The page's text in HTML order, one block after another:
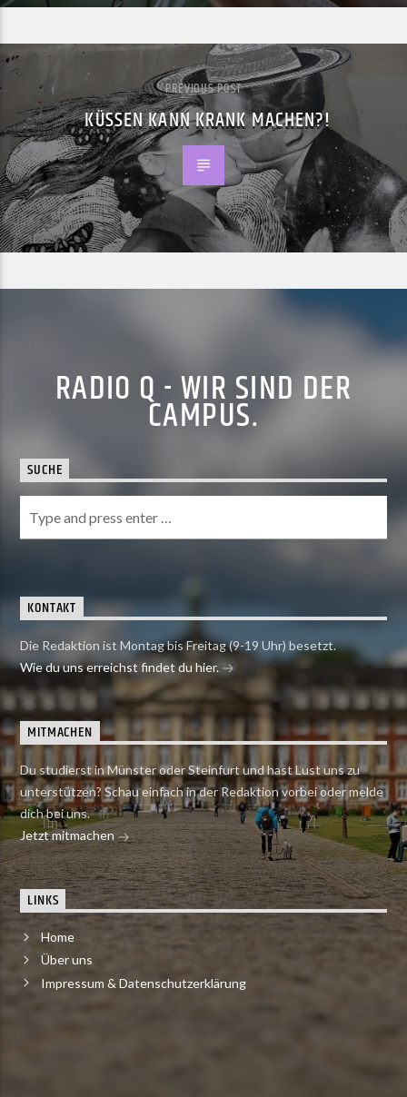
PREVIOUS POST
KÜSSEN KANN KRANK MACHEN?!
RADIO Q - WIR SIND DER
CAMPUS.
SUCHE
KONTAKT
Die Redaktion ist Montag bis Freitag (9-19 Uhr) besetzt.
Wie du uns erreichst findet du hier.
MITMACHEN
Du studierst in Münster oder Steinfurt und hast Lust uns zu
unterstützen? Schau einfach in der Redaktion vorbei oder melde
dich bei uns.
Jetzt mitmachen
LINKS
Home
Über uns
Impressum & Datenschutzerklärung